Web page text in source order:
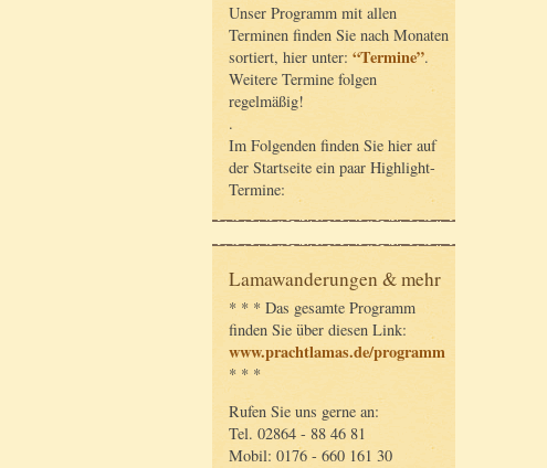
Unser Programm mit allen
Terminen finden Sie nach Monaten
sortiert, hier unter: “Termine”.
Weitere Termine folgen
regelmäßig!
.
Im Folgenden finden Sie hier auf
der Startseite ein paar Highlight-
Termine:
Lamawanderungen & mehr
* * * Das gesamte Programm
finden Sie über diesen Link:
www.prachtlamas.de/programm
* * *
Rufen Sie uns gerne an:
Tel. 02864 - 88 46 81
Mobil: 0176 - 660 161 30